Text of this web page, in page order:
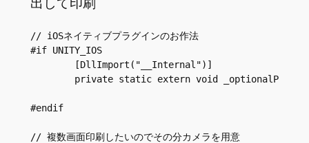
出して印刷
// iOSネイティブプラグインのお作法
#if UNITY_IOS
        [DllImport("__Internal")]
private static extern void
#endif
// 複数画面印刷したいのでその分カメラを用意